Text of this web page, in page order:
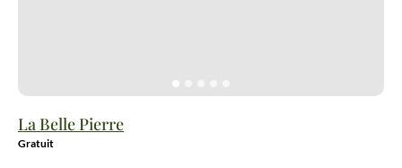
La Belle Pierre
Gratuit